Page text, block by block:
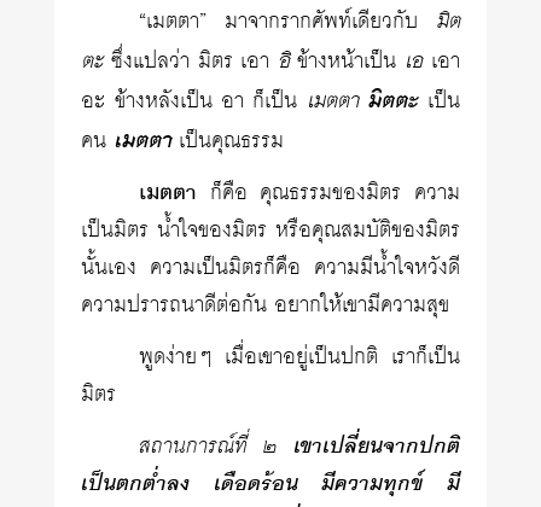
“เมตตา” มาจากรากศัพท์เดียวกับ มิต
ตะซึ่งแปลว่า มิตร เอา อิข้างหน้าเป็น เอเอา
อะ ข้างหลังเป็น อา ก็เป็น เมตตา มิตตะเป็น
คน เมตตาเป็นคุณธรรม
เมตตา ก็คือ คุณธรรมของมิตร ความ
เป็นมิตร น้ำใจของมิตร หรือคุณสมบัติของมิตร
นั้นเอง ความเป็นมิตรก็คือ ความมีน้ำใจหวังดี
ความปรารถนาดีต่อกัน อยากให้เขามีความสุข
พูดง่ายๆ เมื่อเขาอยู่เป็นปกติ เราก็เป็น
มิตร
สถานการณ์ที่ ๒ เขาเปลี่ยนจากปกติ
เป็นตกต่ำลง เดือดร้อน มีความทุกข์ มี